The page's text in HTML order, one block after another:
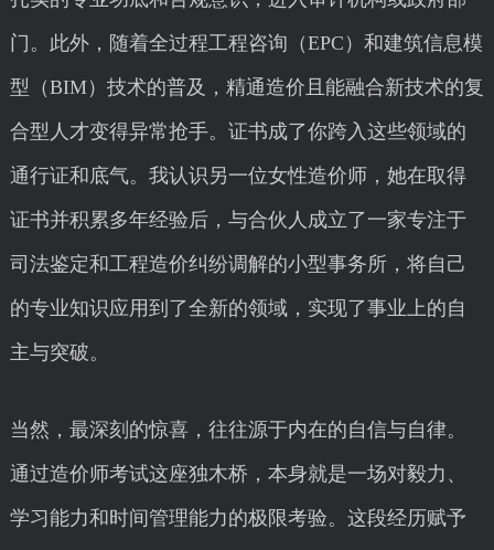
门。此外，随着全过程工程咨询（EPC）和建筑信息模
型（BIM）技术的普及，精通造价且能融合新技术的复
合型人才变得异常抢手。证书成了你跨入这些领域的
通行证和底气。我认识另一位女性造价师，她在取得
证书并积累多年经验后，与合伙人成立了一家专注于
司法鉴定和工程造价纠纷调解的小型事务所，将自己
的专业知识应用到了全新的领域，实现了事业上的自
主与突破。
当然，最深刻的惊喜，往往源于内在的自信与自律。
通过造价师考试这座独木桥，本身就是一场对毅力、
学习能力和时间管理能力的极限考验。这段经历赋予